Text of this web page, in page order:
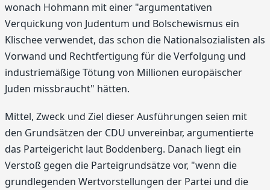
wonach Hohmann mit einer "argumentativen
Verquickung von Judentum und Bolschewismus ein
Klischee verwendet, das schon die Nationalsozialisten als
Vorwand und Rechtfertigung für die Verfolgung und
industriemäßige Tötung von Millionen europäischer
Juden missbraucht" hätten.
Mittel, Zweck und Ziel dieser Ausführungen seien mit
den Grundsätzen der CDU unvereinbar, argumentierte
das Parteigericht laut Boddenberg. Danach liegt ein
Verstoß gegen die Parteigrundsätze vor, "wenn die
grundlegenden Wertvorstellungen der Partei und die